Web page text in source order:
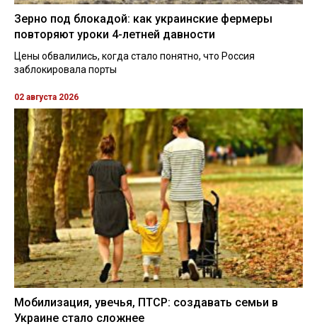
Зерно под блокадой: как украинские фермеры
повторяют уроки 4-летней давности
Цены обвалились, когда стало понятно, что Россия
заблокировала порты
02 августа 2026
Мобилизация, увечья, ПТСР: создавать семьи в
Украине стало сложнее